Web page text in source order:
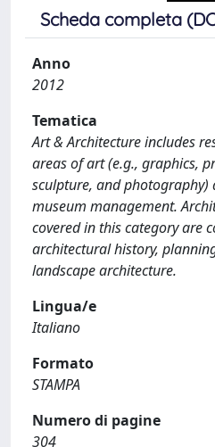
Scheda completa
Anno
2012
Tematica
Art & Architecture includes
areas of art (e.g., graphics,
sculpture, and
museum management.
covered in this category are
architectural history,
landscape architecture.
Lingua/e
Italiano
Formato
STAMPA
Numero di pagine
304